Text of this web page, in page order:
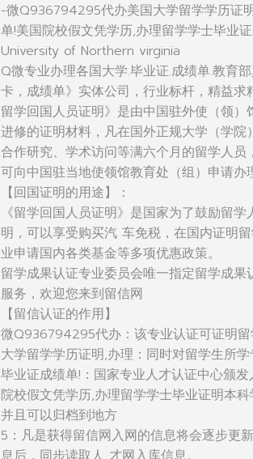
-微Q936794295代办美国大学留学学历证
单!美国院校假文凭学历,办理留学学士毕业
University of Northern virginia
Q微专业办理各国大学.毕业证.成绩单.教育
卡，成绩单》实体公司，行业标杆，精益求
留学回国人员证明》是由中国驻外使（领
进修的证明材料，凡在国外正规大学（学院
合作研究、学术访问等满六个月的留学人
可向中国驻当地使领馆教育处（组）申请办
【回国证明的用途】：
《留学回国人员证明》是国家为了鼓励留
明，可以享受购买汽 车免税，在国内证明
业申请国内各类基金等多项优惠政策。
留学成果认证专业委员会唯一指定留学成
服务，欢迎您来到留信网
【留信认证的作用】
微Q936794295代办：该专业认证可证明留
大学留学学历证明,办理：同时对留学生所学
毕业证成绩单!：国家专业人才认证中心颁发
院校假文凭学历,办理留学学士毕业证明本
并且可以归档到地方
5：凡是获得留信网入网的信息将会逐步更